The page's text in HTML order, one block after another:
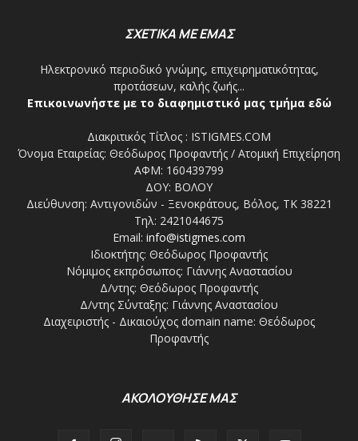
ΣΧΕΤΙΚΑ ΜΕ ΕΜΑΣ
Ηλεκτρονικό περιοδικό γνώμης, επιχειρηματικότητας,
προτάσεων, καλής ζωής...
Επικοινωνήστε με το διαφημιστικό μας τμήμα εδώ
Διακριτικός Τίτλος : ISTIGMES.COM
Όνομα Εταιρείας: Θεόδωρος Προφαντής / Ατομική Επιχείρηση
ΑΦΜ: 160439799
ΔΟΥ: ΒΟΛΟΥ
Διεύθυνση: Αντιγονιδών - Ξενοκράτους, Βόλος, ΤΚ 38221
Τηλ: 2421044675
Email: info@istigmes.com
Ιδιοκτήτης: Θεόδωρος Προφαντής
Νόμιμος εκπρόσωπος: Γιάννης Αναστασίου
Δ/ντης: Θεόδωρος Προφαντής
Δ/ντης Σύνταξης: Γιάννης Αναστασίου
Διαχειριστής - Δικαιούχος domain name: Θεόδωρος
Προφαντής
ΑΚΟΛΟΥΘΗΣΕ ΜΑΣ